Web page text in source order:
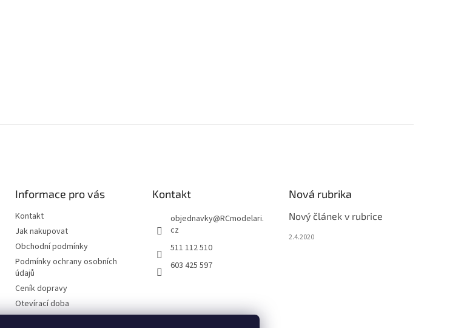
Informace pro vás
Kontakt
Jak nakupovat
Obchodní podmínky
Podmínky ochrany osobních
údajů
Ceník dopravy
Otevírací doba
Kontakt
objednavky@RCmodelari.
cz
511 112 510
603 425 597
Nová rubrika
Nový článek v rubrice
2.4.2020